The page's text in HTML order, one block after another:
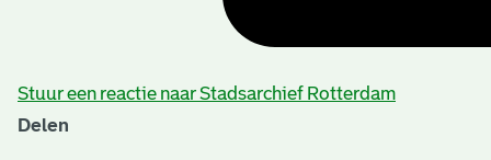
Stuur een reactie naar Stadsarchief Rotterdam
Delen